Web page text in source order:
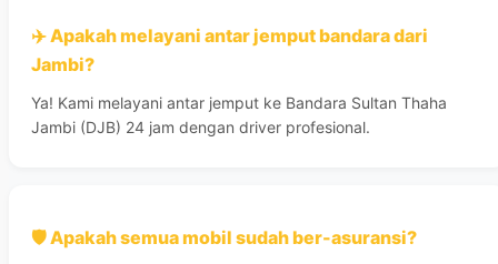
✈️ Apakah melayani antar jemput bandara dari
Jambi?
Ya! Kami melayani antar jemput ke Bandara Sultan Thaha
Jambi (DJB) 24 jam dengan driver profesional.
🛡️ Apakah semua mobil sudah ber-asuransi?